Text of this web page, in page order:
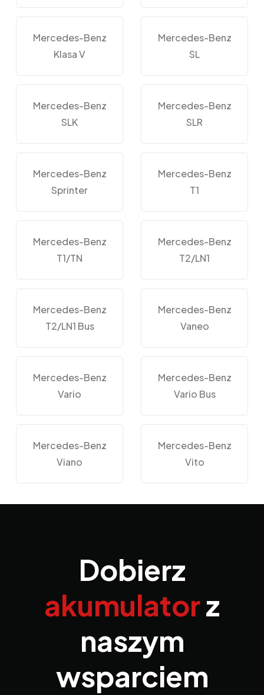
Mercedes-Benz
Klasa V
Mercedes-Benz
SL
Mercedes-Benz
SLK
Mercedes-Benz
SLR
Mercedes-Benz
Sprinter
Mercedes-Benz
T1
Mercedes-Benz
T1/TN
Mercedes-Benz
T2/LN1
Mercedes-Benz
T2/LN1 Bus
Mercedes-Benz
Vaneo
Mercedes-Benz
Vario
Mercedes-Benz
Vario Bus
Mercedes-Benz
Viano
Mercedes-Benz
Vito
Dobierz
akumulatorz
naszym
wsparciem